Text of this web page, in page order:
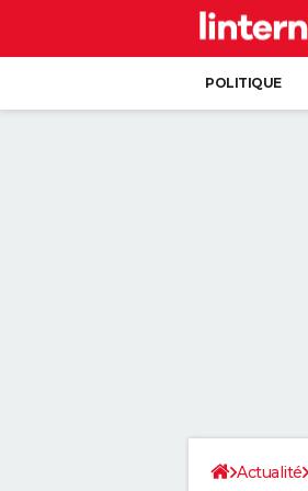
POLITIQUE
Actualité